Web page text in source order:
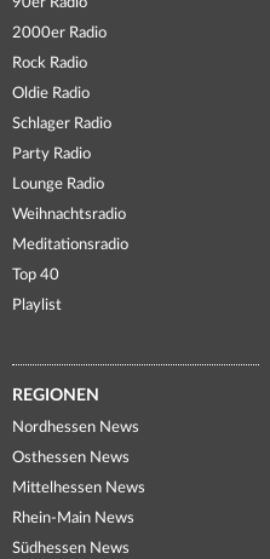
90er Radio
2000er Radio
Rock Radio
Oldie Radio
Schlager Radio
Party Radio
Lounge Radio
Weihnachtsradio
Meditationsradio
Top 40
Playlist
REGIONEN
Nordhessen News
Osthessen News
Mittelhessen News
Rhein-Main News
Südhessen News